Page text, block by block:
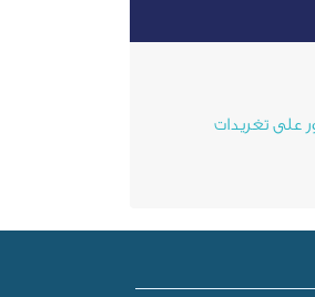
على تغريدات